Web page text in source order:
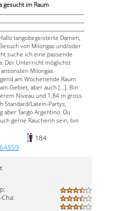
gesucht im Raum
tangobegeisterte Damen,
von Milongas und/oder
suche ich eine passende
Der Unterricht möglichst
Milongas
am Wochenende.Raum
Gebiet, aber auch [...]. Bin
Niveau und 1,84 m gross.
Standard/Latein-Partys,
aber Tango Argentino. Du
gerne Raucherin sein, bin
184
Cha: